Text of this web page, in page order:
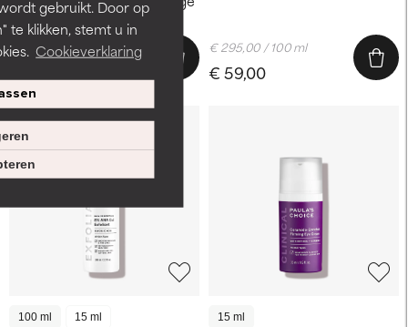
gebruikt. Door op
te klikken, stemt u in
Cookieverklaring
huid
€ 190,00 / 100 ml
€ 59,00
€ 295,00 / 100 ml
100 ml 15 ml 15 ml